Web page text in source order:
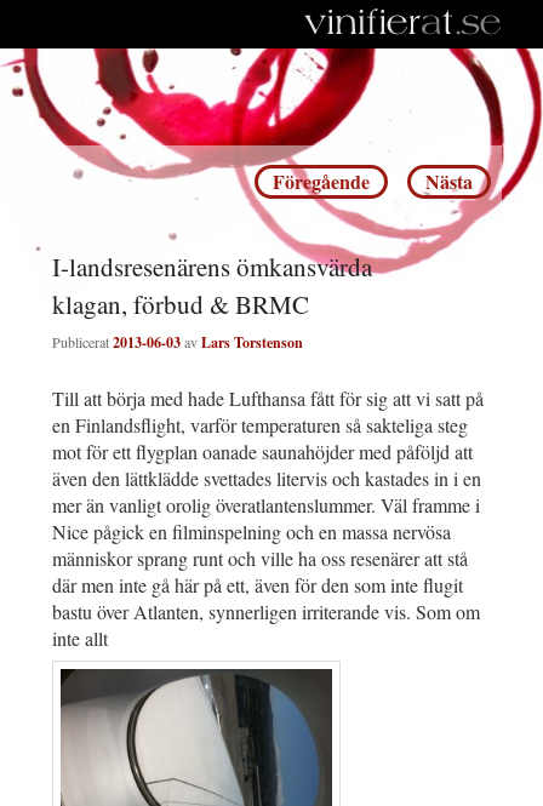
Inläggsnavigering
Föregående Nästa
I-landsresenärens ömkansvärda
klagan, förbud & BRMC
Publicerat2013-06-03avLars Torstenson
Till att börja med hade Lufthansa fått för sig att vi satt på
en Finlandsflight, varför temperaturen så sakteliga steg
mot för ett flygplan oanade saunahöjder med påföljd att
även den lättklädde svettades litervis och kastades in i en
mer än vanligt orolig överatlantenslummer. Väl framme i
Nice pågick en filminspelning och en massa nervösa
människor sprang runt och ville ha oss resenärer att stå
där men inte gå här på ett, även för den som inte flugit
bastu över Atlanten, synnerligen irriterande vis. Som om
inte allt